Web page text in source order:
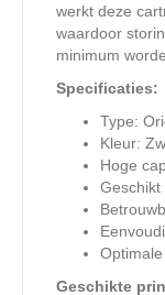
werkt deze
waardoor
minimum
Specificaties:
Type:
Kleur:
Hoge
Geschikte